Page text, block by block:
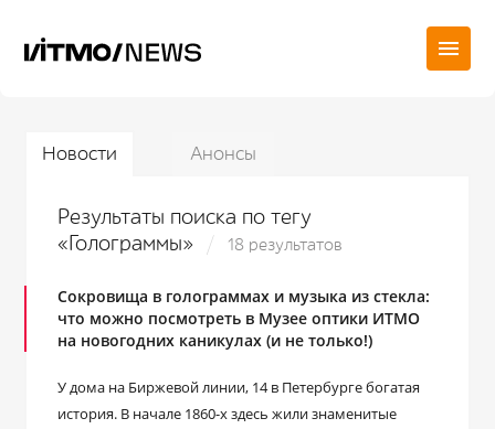
Новости Анонсы
Результаты поиска по тегу
«Голограммы»
18 результатов
Сокровища в голограммах и музыка из стекла:
что можно посмотреть в Музее оптики ИТМО
на новогодних каникулах (и не только!)
У дома на Биржевой линии, 14 в Петербурге богатая
история. В начале 1860-х здесь жили знаменитые